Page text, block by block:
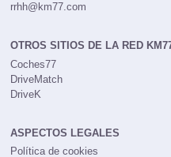
rrhh@km77.com
OTROS SITIOS DE LA RED
Coches77
DriveMatch
DriveK
ASPECTOS LEGALES
Política de cookies